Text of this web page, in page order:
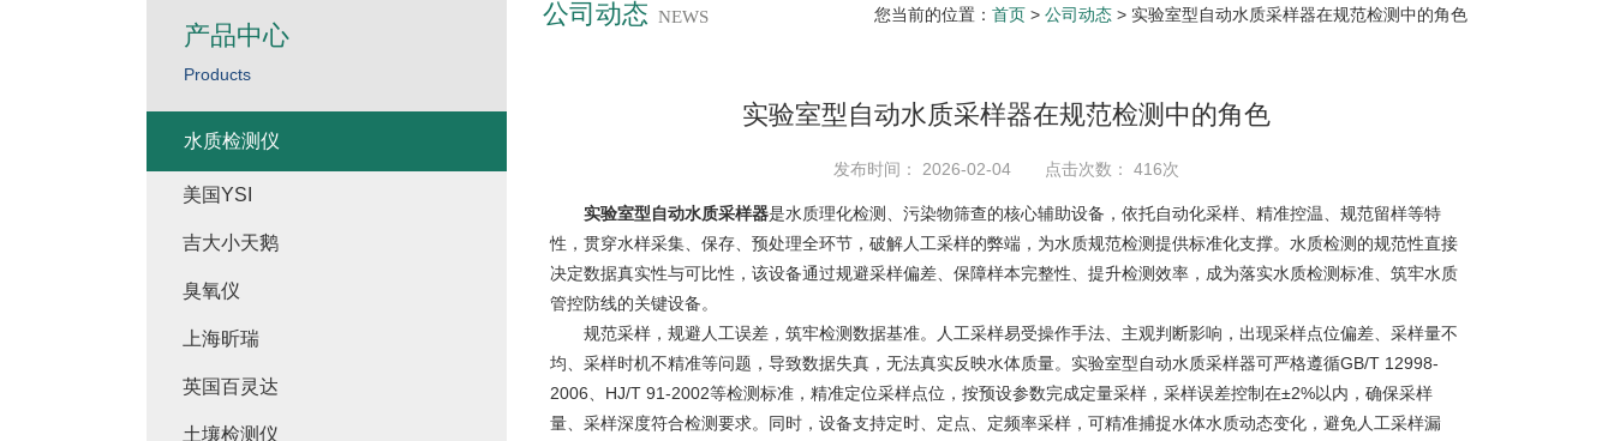
公司动态 NEWS 您当前的位置： 首页 > 公司动态 > 实验室型自动水质采样器在规范检测中的角色
实验室型自动水质采样器在规范检测中的角色
发布时间： 2026-02-04 点击次数： 416次
实验室型自动水质采样器是水质理化检测、污染物筛查的核心辅助设备，依托自动化采样、精准控温、规范留样等特
性，贯穿水样采集、保存、预处理全环节，破解人工采样的弊端，为水质规范检测提供标准化支撑。水质检测的规范性直接
决定数据真实性与可比性，该设备通过规避采样偏差、保障样本完整性、提升检测效率，成为落实水质检测标准、筑牢水质
管控防线的关键设备。
规范采样，规避人工误差，筑牢检测数据基准。人工采样易受操作手法、主观判断影响，出现采样点位偏差、采样量不
均、采样时机不精准等问题，导致数据失真，无法真实反映水体质量。实验室型自动水质采样器可严格遵循GB/T 12998-
2006、HJ/T 91-2002等检测标准，精准定位采样点位，按预设参数完成定量采样，采样误差控制在±2%以内，确保采样
量、采样深度符合检测要求。同时，设备支持定时、定点、定频率采样，可精准捕捉水体水质动态变化，避免人工采样漏
产品中心
Products
水质检测仪
美国YSI
吉大小天鹅
臭氧仪
上海昕瑞
英国百灵达
土壤检测仪